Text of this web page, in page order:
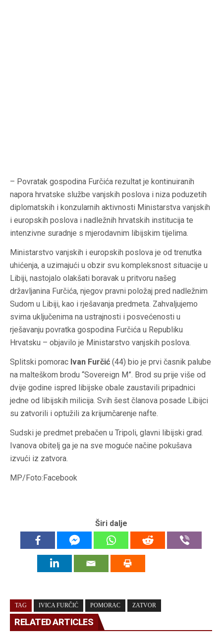
– Povratak gospodina Furčića rezultat je kontinuiranih
napora hrvatske službe vanjskih poslova i niza poduzetih
diplomatskih i konzularnih aktivnosti Ministarstva vanjskih
i europskih poslova i nadležnih hrvatskih institucija te
intenzivne suradnje s mjerodavnim libijskim tijelima.
Ministarstvo vanjskih i europskih poslova je od trenutka
uhićenja, a uzimajući u obzir svu kompleksnost situacije u
Libiji, nastojalo olakšati boravak u pritvoru našeg
državljanina Furčića, njegov pravni položaj pred nadležnim
Sudom u Libiji, kao i rješavanja predmeta. Zahvaljujemo
svima uključenima na ustrajnosti i posvećenosti u
rješavanju povratka gospodina Furčića u Republiku
Hrvatsku – objavilo je Ministarstvo vanjskih poslova.
Splitski pomorac Ivan Furčić (44) bio je prvi časnik palube
na malteškom brodu “Sovereign M”. Brod su prije više od
dvije godine ispred libijske obale zaustavili pripadnici
jedne od libijskih milicija. Svih šest članova posade Libijci
su zatvorili i optužili za krijumčarenje nafte.
Sudski je predmet prebačen u Tripoli, glavni libijski grad.
Ivanova obitelj ga je na sve moguće načine pokušava
izvući iz zatvora.
MP/Foto:Facebook
Širi dalje
TAG IVICA FURČIĆ POMORAC ZATVOR
RELATED ARTICLES